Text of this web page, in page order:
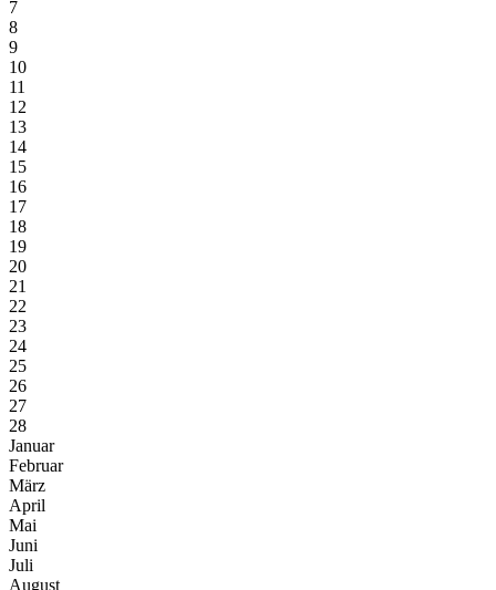
7
8
9
10
11
12
13
14
15
16
17
18
19
20
21
22
23
24
25
26
27
28
Januar
Februar
März
April
Mai
Juni
Juli
August